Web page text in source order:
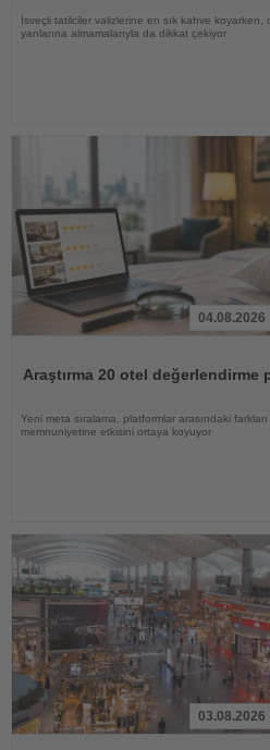
İsveçli tatilciler valizlerine en sık kahve koyarken,
yanlarına almamalarıyla da dikkat çekiyor
04.08.2026
Araştırma 20 otel değerlendirme
Yeni meta sıralama, platformlar arasındaki
memnuniyetine etkisini ortaya koyuyor
03.08.2026